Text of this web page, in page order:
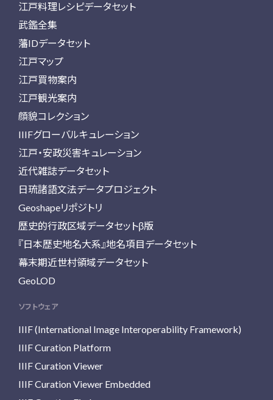
江戸料理レシピデータセット
武鑑全集
藩IDデータセット
江戸マップ
江戸買物案内
江戸観光案内
顔貌コレクション
IIIFグローバルキュレーション
江戸・安政災害キュレーション
近代雑誌データセット
日琉諸語文法データプロジェクト
Geoshapeリポジトリ
歴史的行政区域データセットβ版
『日本歴史地名大系』地名項目データセット
幕末期近世村領域データセット
GeoLOD
ソフトウェア
IIIF (International Image Interoperability Framework)
IIIF Curation Platform
IIIF Curation Viewer
IIIF Curation Viewer Embedded